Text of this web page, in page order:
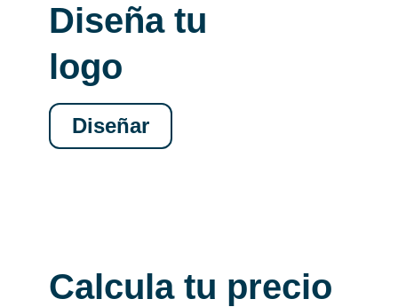
Diseña tu
logo
Diseñar
Calcula tu precio